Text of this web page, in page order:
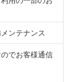
ンテナンス
でお客様通信